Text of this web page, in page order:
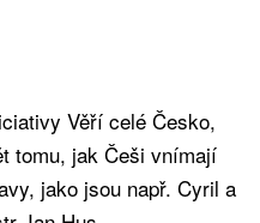
Věří celé Česko,
tomu, jak Češi vnímají
jako jsou např. Cyril a